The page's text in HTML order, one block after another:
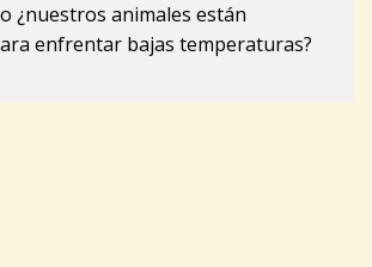
¿nuestros animales están
enfrentar bajas temperaturas?